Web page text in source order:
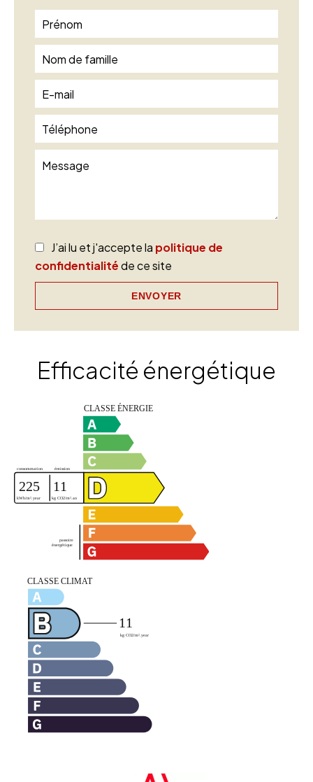
J’ai lu et j'accepte la politique de
confidentialitéde ce site
ENVOYER
Efficacité énergétique